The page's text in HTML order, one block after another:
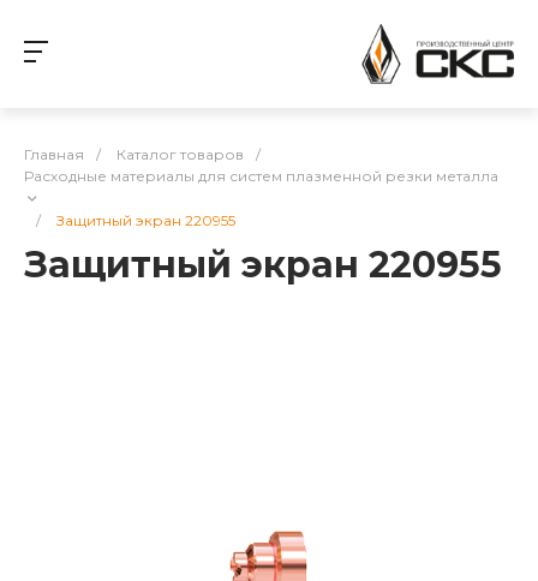
Главная / Каталог товаров
/
Расходные материалы для систем плазменной резки металла
/ Защитный экран 220955
Защитный экран 220955